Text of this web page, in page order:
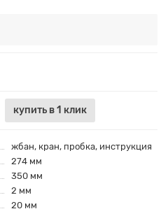
купить в 1 клик
жбан, кран, пробка, инструкция
274 мм
350 мм
2 мм
20 мм